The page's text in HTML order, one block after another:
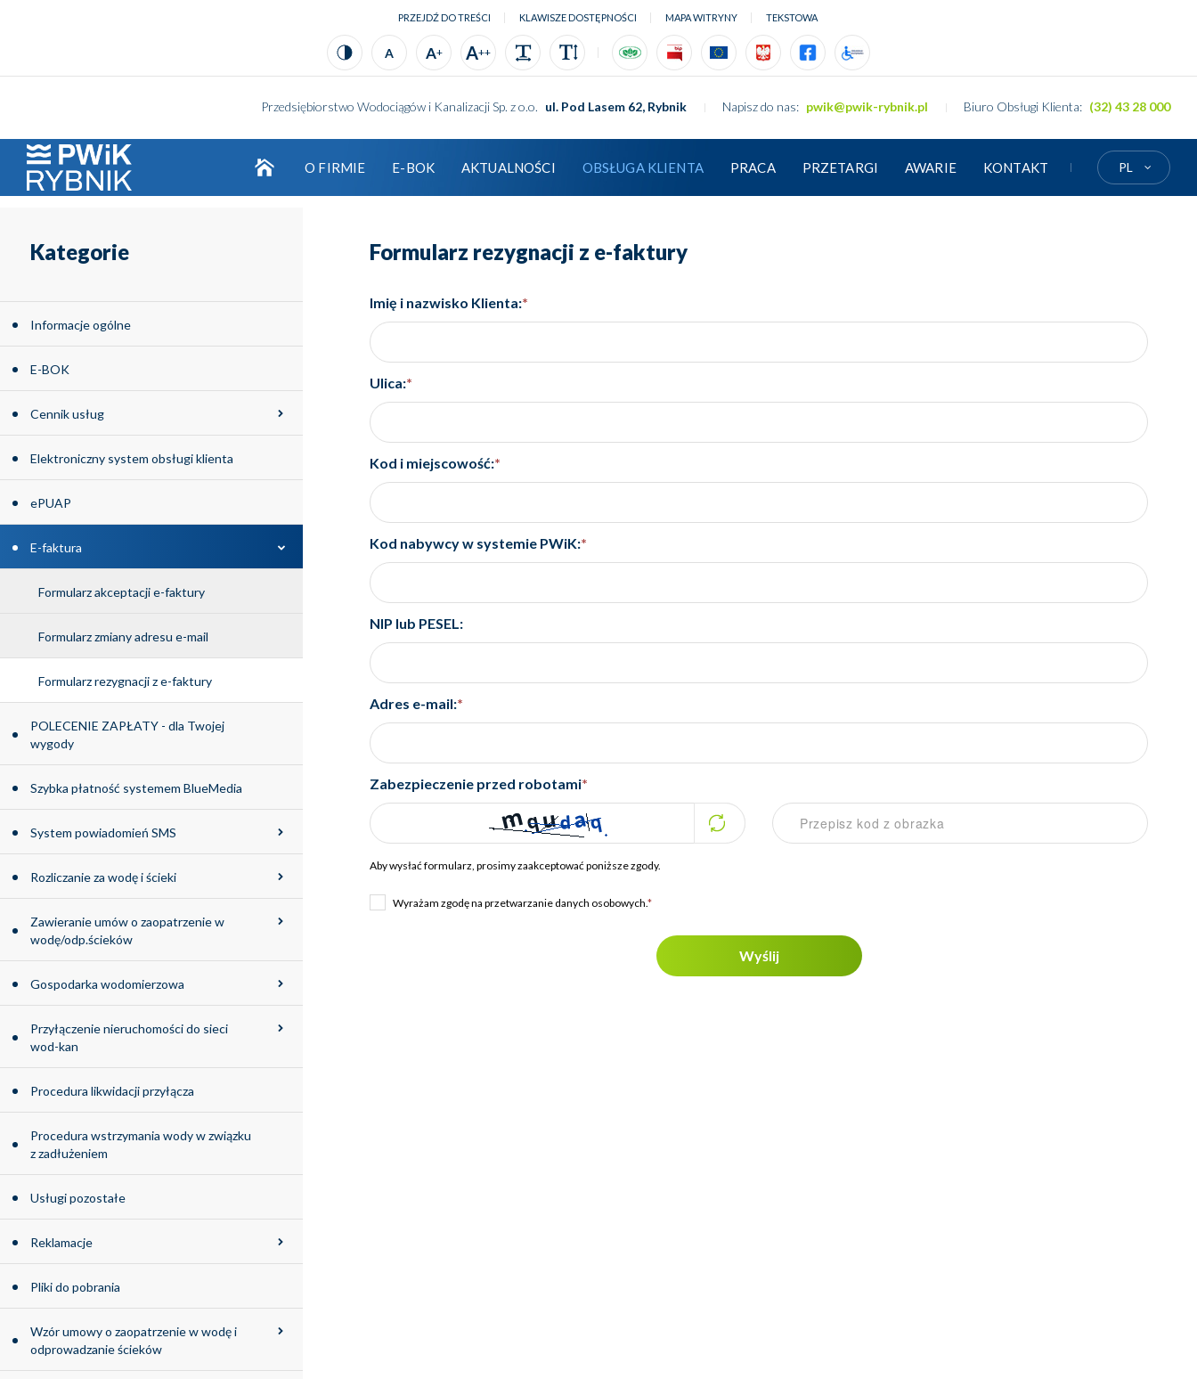
PRZEJDŹ DO TREŚCI KLAWISZE DOSTĘPNOŚCI
Tekstowa ALT 3
Wersja kontrastowa ALT 4
MAPA WITRYNY TEKSTOWA
Kontrast
A Rozmiar 1
A+ Rozmiar 2
A++ Rozmiar 3Odstępy Wysokość liniiwfos ttp://bip.pwik rybnik.plinformacje dotyczace dotacji unijnej
informacje dotyczace dotacji krajowej
ttps://www.facebook.com/PWiK.Rybnik
ttps://www.pwik rybnik.pl/deklaracja dostepnosci
Przedsiębiorstwo Wodociągów i Kanalizacji Sp. z o.o. ul. Pod Lasem 62, Rybnik Napisz do nas: pwik@pwik-rybnik.pl Biuro Obsługi Klienta: (32) 43 28 000
logo
O FIRMIE E-BOK AKTUALNOŚCI OBSŁUGA KLIENTA PRACA PRZETARGI AWARIE KONTAKT PL
Kategorie
Informacje ogólne
E-BOK
Cennik usług
Elektroniczny system obsługi klienta
ePUAP
E-faktura
Formularz akceptacji e-faktury
Formularz zmiany adresu e-mail
Formularz rezygnacji z e-faktury
POLECENIE ZAPŁATY - dla Twojej
wygody
Szybka płatność systemem BlueMedia
System powiadomień SMS
Rozliczanie za wodę i ścieki
Zawieranie umów o zaopatrzenie w
wodę/odp.ścieków
Gospodarka wodomierzowa
Przyłączenie nieruchomości do sieci
wod-kan
Procedura likwidacji przyłącza
Procedura wstrzymania wody w związku
z zadłużeniem
Usługi pozostałe
Reklamacje
Pliki do pobrania
Wzór umowy o zaopatrzenie w wodę i
odprowadzanie ścieków
Formularz rezygnacji z e-faktury
Imię i nazwisko Klienta:*
Ulica:*
Kod i miejscowość:*
Kod nabywcy w systemie PWiK:*
NIP lub PESEL:
Adres e-mail:*
Zabezpieczenie przed robotami*
Aby wysłać formularz, prosimy zaakceptować poniższe zgody.
Wyrażam zgodę na przetwarzanie danych osobowych.*
Wyślij